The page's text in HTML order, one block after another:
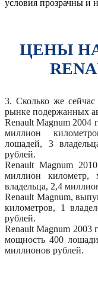
условия прозрачны и
ЦЕНЫ
3. Сколько же
рынке подержанных
Renault Magnum 2004
миллион
лошадей, 3
рублей.
Renault Magnum
миллион километр,
владельца, 2,4
Renault Magnum,
километров, 1
рублей.
Renault Magnum 2003
мощность 400
миллионов рублей.